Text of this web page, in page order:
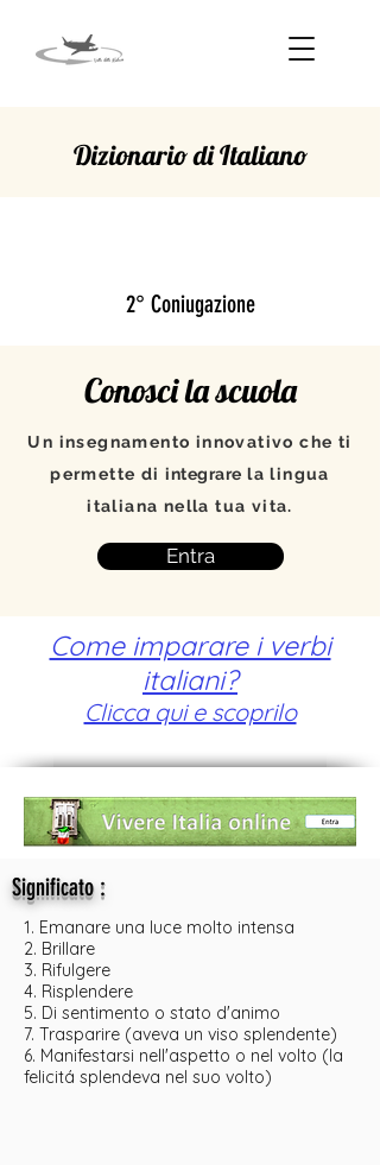
Dizionario di Italiano
2° Coniugazione
Conosci la scuola
Un insegnamento innovativo che ti
permette diintegrare la lingua
italiana nella tua vita.
Entra
Come imparare i verbi
italiani?
Clicca qui e scoprilo
Significato:
1. Emanare una luce molto intensa
2. Brillare
3. Rifulgere
4. Risplendere
5. Di sentimento o stato d'animo
7. Trasparire (aveva un viso splendente)
6. Manifestarsi nell'aspetto o nel volto (la
felicitá splendeva nel suo volto)